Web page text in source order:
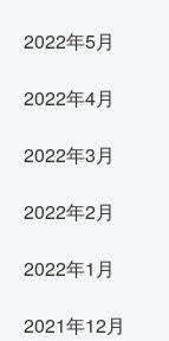
2022年5月
2022年4月
2022年3月
2022年2月
2022年1月
2021年12月